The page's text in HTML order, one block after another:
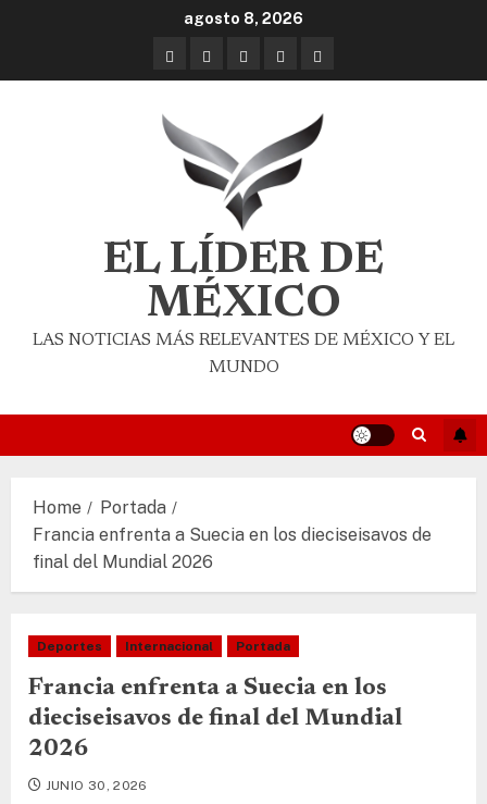
agosto 8, 2026
EL LÍDER DE
MÉXICO
LAS NOTICIAS MÁS RELEVANTES DE MÉXICO Y EL
MUNDO
Home
Portada
Francia enfrenta a Suecia en los dieciseisavos de
final del Mundial 2026
Deportes Internacional Portada
Francia enfrenta a Suecia en los
dieciseisavos de final del Mundial
2026
JUNIO 30, 2026